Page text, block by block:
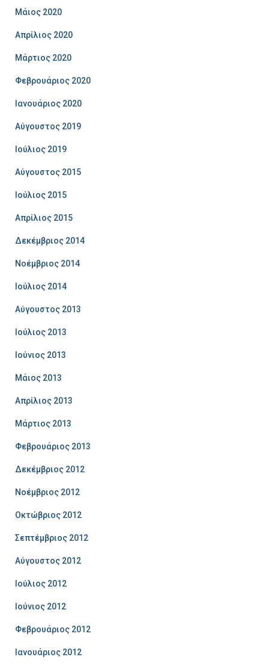
Μάιος 2020
Απρίλιος 2020
Μάρτιος 2020
Φεβρουάριος 2020
Ιανουάριος 2020
Αύγουστος 2019
Ιούλιος 2019
Αύγουστος 2015
Ιούλιος 2015
Απρίλιος 2015
Δεκέμβριος 2014
Νοέμβριος 2014
Ιούλιος 2014
Αύγουστος 2013
Ιούλιος 2013
Ιούνιος 2013
Μάιος 2013
Απρίλιος 2013
Μάρτιος 2013
Φεβρουάριος 2013
Δεκέμβριος 2012
Νοέμβριος 2012
Οκτώβριος 2012
Σεπτέμβριος 2012
Αύγουστος 2012
Ιούλιος 2012
Ιούνιος 2012
Φεβρουάριος 2012
Ιανουάριος 2012